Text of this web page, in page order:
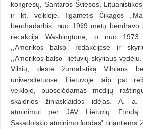
kongresų, Santaros-Šviesos, Lituanistikos
ir kt. veikloje. Ilgametis Čikagos
bendradarbis, nuo 1969 metų bendravo
redakcija Washingtone, o nuo
,,Amerikos balso” redakcijose ir
,,Amerikos balso” lietuvių skyriaus
Vilnių, dėstė žurnalistiką Vilniaus
universitetuose. Lietuvoje taip pat
veikloje, puoselėdamas medijų
skaidrios žiniasklaidos idėjas. A. a.
atminimui per JAV Lietuvių Fondą
Sakadolskio atminimo fondas” tiriantiems